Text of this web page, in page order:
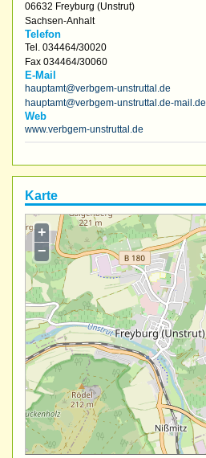
06632 Freyburg (Unstrut)
Sachsen-Anhalt
Telefon
Tel. 034464/30020
Fax 034464/30060
E-Mail
hauptamt@verbgem-unstruttal.de
hauptamt@verbgem-unstruttal.de-mail.de
Web
www.verbgem-unstruttal.de
Karte
+
−